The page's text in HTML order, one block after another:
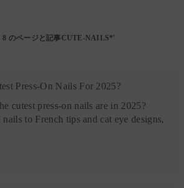
8 のページと記事CUTE-NAILS*'
Press-On Nails For 2025?
cutest press-on nails are in 2025?
to French tips and cat eye designs,